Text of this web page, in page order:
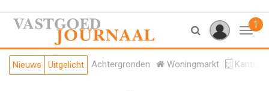
1
Nieuws Uitgelicht Achtergronden Woningmarkt